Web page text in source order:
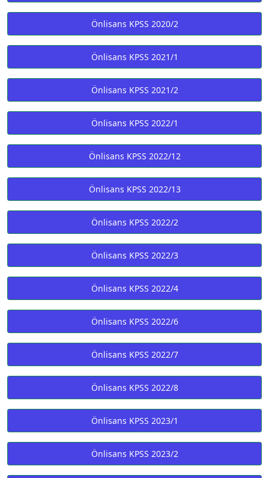
Önlisans KPSS 2020/2
Önlisans KPSS 2021/1
Önlisans KPSS 2021/2
Önlisans KPSS 2022/1
Önlisans KPSS 2022/12
Önlisans KPSS 2022/13
Önlisans KPSS 2022/2
Önlisans KPSS 2022/3
Önlisans KPSS 2022/4
Önlisans KPSS 2022/6
Önlisans KPSS 2022/7
Önlisans KPSS 2022/8
Önlisans KPSS 2023/1
Önlisans KPSS 2023/2